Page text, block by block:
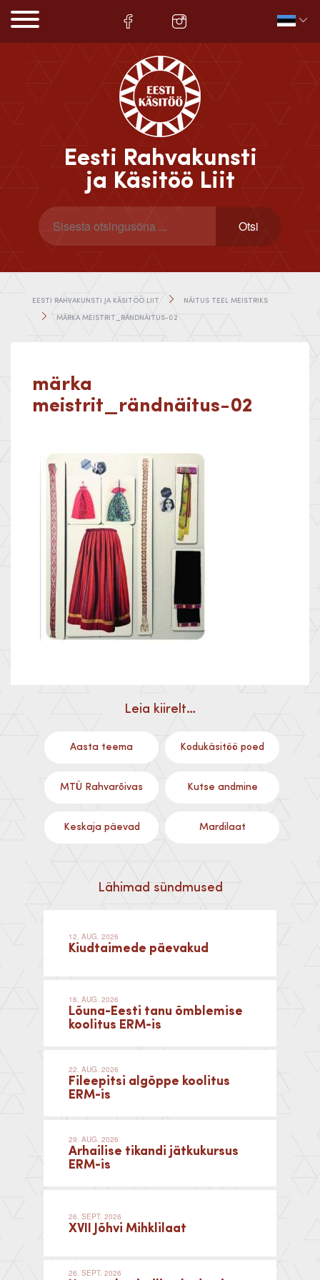
Eesti Rahvakunsti
ja Käsitöö Liit
EESTI RAHVAKUNSTI JA KÄSITÖÖ LIIT NÄITUS TEEL MEISTRIKS
MÄRKA MEISTRIT_RÄNDNÄITUS-02
märka
meistrit_rändnäitus-02
Leia kiirelt…
Aasta teema Kodukäsitöö poed
MTÜ Rahvarõivas Kutse andmine
Keskaja päevad Mardilaat
Lähimad sündmused
12. AUG. 2026
Kiudtaimede päevakud
16. AUG. 2026
Lõuna-Eesti tanu õmblemise
koolitus ERM-is
22. AUG. 2026
Fileepitsi algõppe koolitus
ERM-is
29. AUG. 2026
Arhailise tikandi jätkukursus
ERM-is
26. SEPT. 2026
XVII Jõhvi Mihklilaat
26. SEPT. 2026